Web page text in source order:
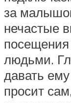
за
нечастые
людьми.
давать ему
просит